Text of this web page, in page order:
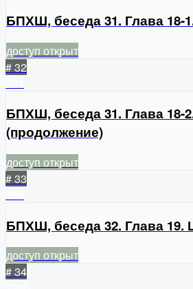
БПХШ, беседа 31. Глава 18-
доступ открыт
# 32
БПХШ, беседа 31. Глава 18-
(продолжение)
доступ открыт
# 33
БПХШ, беседа 32. Глава 19.
доступ открыт
# 34